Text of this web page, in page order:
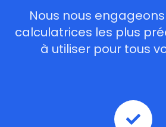
Nous nous
calculatrices les plus
à utiliser pour tous